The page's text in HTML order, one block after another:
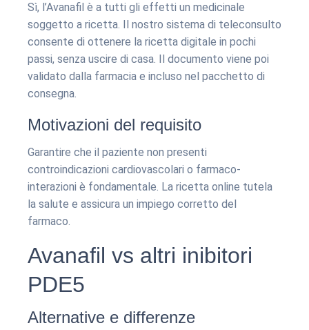
Sì, l’Avanafil è a tutti gli effetti un medicinale
soggetto a ricetta. Il nostro sistema di teleconsulto
consente di ottenere la ricetta digitale in pochi
passi, senza uscire di casa. Il documento viene poi
validato dalla farmacia e incluso nel pacchetto di
consegna.
Motivazioni del requisito
Garantire che il paziente non presenti
controindicazioni cardiovascolari o farmaco-
interazioni è fondamentale. La ricetta online tutela
la salute e assicura un impiego corretto del
farmaco.
Avanafil vs altri inibitori
PDE5
Alternative e differenze